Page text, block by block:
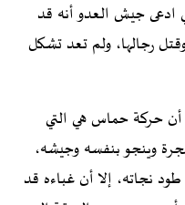
ادعى جيش العدو أنه قد
رجالها، ولم تعد تشكل
أن حركة حماس هي التي
وينجو بنفسه وجيشه،
نجاته، إلا أن غباءه قد